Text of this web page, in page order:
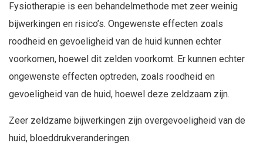
Fysiotherapie is een behandelmethode met zeer weinig
bijwerkingen en risico’s. Ongewenste effecten zoals
roodheid en gevoeligheid van de huid kunnen echter
voorkomen, hoewel dit zelden voorkomt. Er kunnen echter
ongewenste effecten optreden, zoals roodheid en
gevoeligheid van de huid, hoewel deze zeldzaam zijn.
Zeer zeldzame bijwerkingen zijn overgevoeligheid van de
huid, bloeddrukveranderingen.